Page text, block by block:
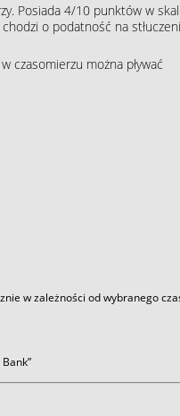
Posiada 4/10 punktów w
o podatność na
czasomierzu można pływać
w zależności od wybranego